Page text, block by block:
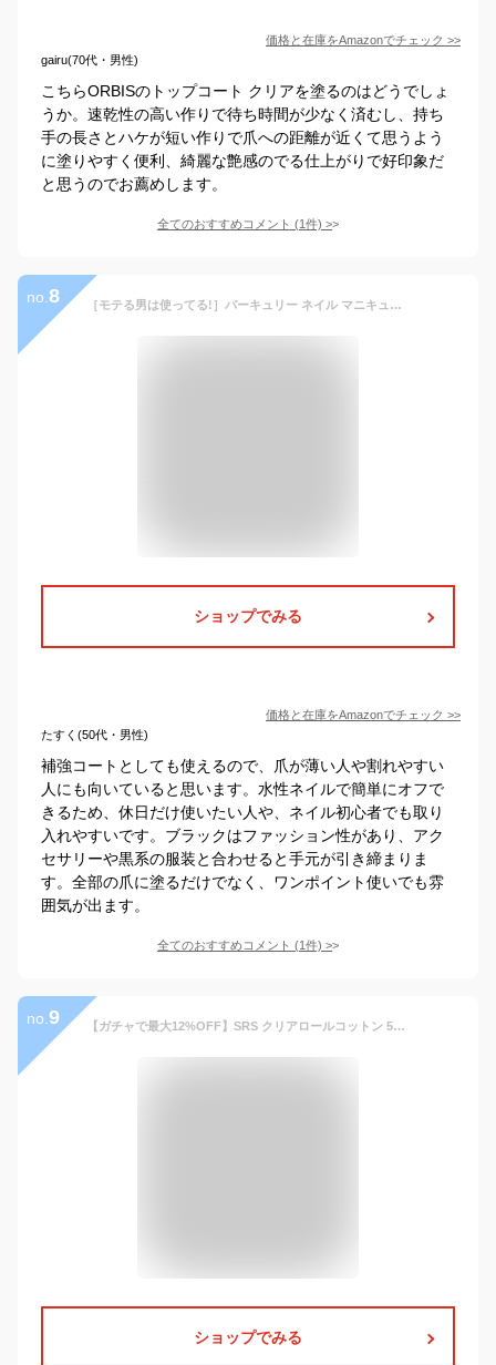
価格と在庫をAmazonでチェック >>
gairu(70代・男性)
こちらORBISのトップコート クリアを塗るのはどうでしょ
うか。速乾性の高い作りで待ち時間が少なく済むし、持ち
手の長さとハケが短い作りで爪への距離が近くて思うよう
に塗りやすく便利、綺麗な艶感のでる仕上がりで好印象だ
と思うのでお薦めします。
全てのおすすめコメント (1件) >
no. 8 ［モテる男は使ってる!］バーキュリー ネイル マニキュア メンズ 2個セット 透明 クリア 黒 ブラック メンズネイルケア 爪ケア 水性ネイル 爪 補強コート 簡単オフ
ショップでみる
価格と在庫をAmazonでチェック >>
たすく(50代・男性)
補強コートとしても使えるので、爪が薄い人や割れやすい
人にも向いていると思います。水性ネイルで簡単にオフで
きるため、休日だけ使いたい人や、ネイル初心者でも取り
入れやすいです。ブラックはファッション性があり、アク
セサリーや黒系の服装と合わせると手元が引き締まりま
す。全部の爪に塗るだけでなく、ワンポイント使いでも雰
囲気が出ます。
全てのおすすめコメント (1件) >
no. 9 【ガチャで最大12%OFF】SRS クリアロールコットン 5cm×18m 3本入|コットン カラー パーマ プロ用 プロ仕様 美容師愛用 美容院 美容室 床屋 理容 理美容 プロ専用 美容師 業務用 ネイル エステ ヘアケア サロン専売 美容院専売
ショップでみる